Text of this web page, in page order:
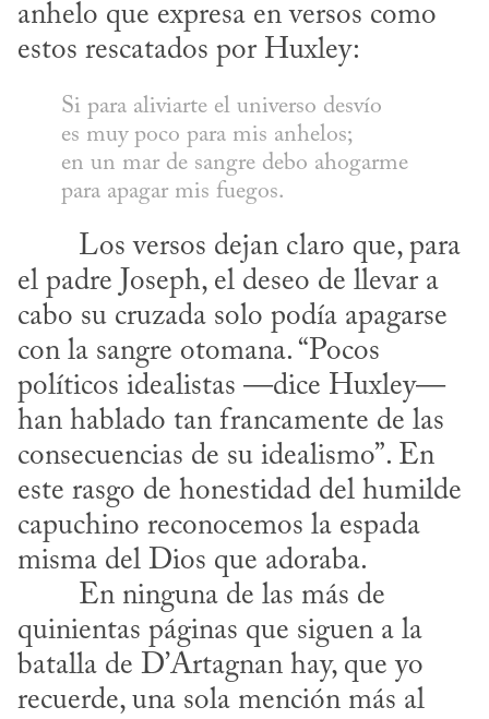
anhelo que expresa en versos como
estos rescatados por Huxley:
Si para aliviarte el universo desvío
es muy poco para mis anhelos;
en un mar de sangre debo ahogarme
para apagar mis fuegos.
el padre Joseph, el deseo de llevar a
cabo su cruzada solo podía apagarse
con la sangre otomana. “Pocos
políticos idealistas —dice Huxley—
han hablado tan francamente de las
consecuencias de su idealismo”. En
este rasgo de honestidad del humilde
capuchino reconocemos la espada
misma del Dios que adoraba.
quinientas páginas que siguen a la
batalla de D’Artagnan hay, que yo
recuerde, una sola mención más al